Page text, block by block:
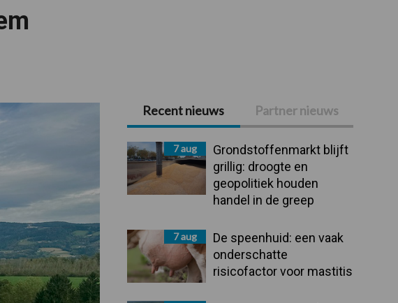
Primaire
Sidebar
Recent nieuws Partner nieuws
7 aug
Grondstoffenmarkt blijft
grillig: droogte en
geopolitiek houden
handel in de greep
7 aug
De speenhuid: een vaak
onderschatte
risicofactor voor mastitis